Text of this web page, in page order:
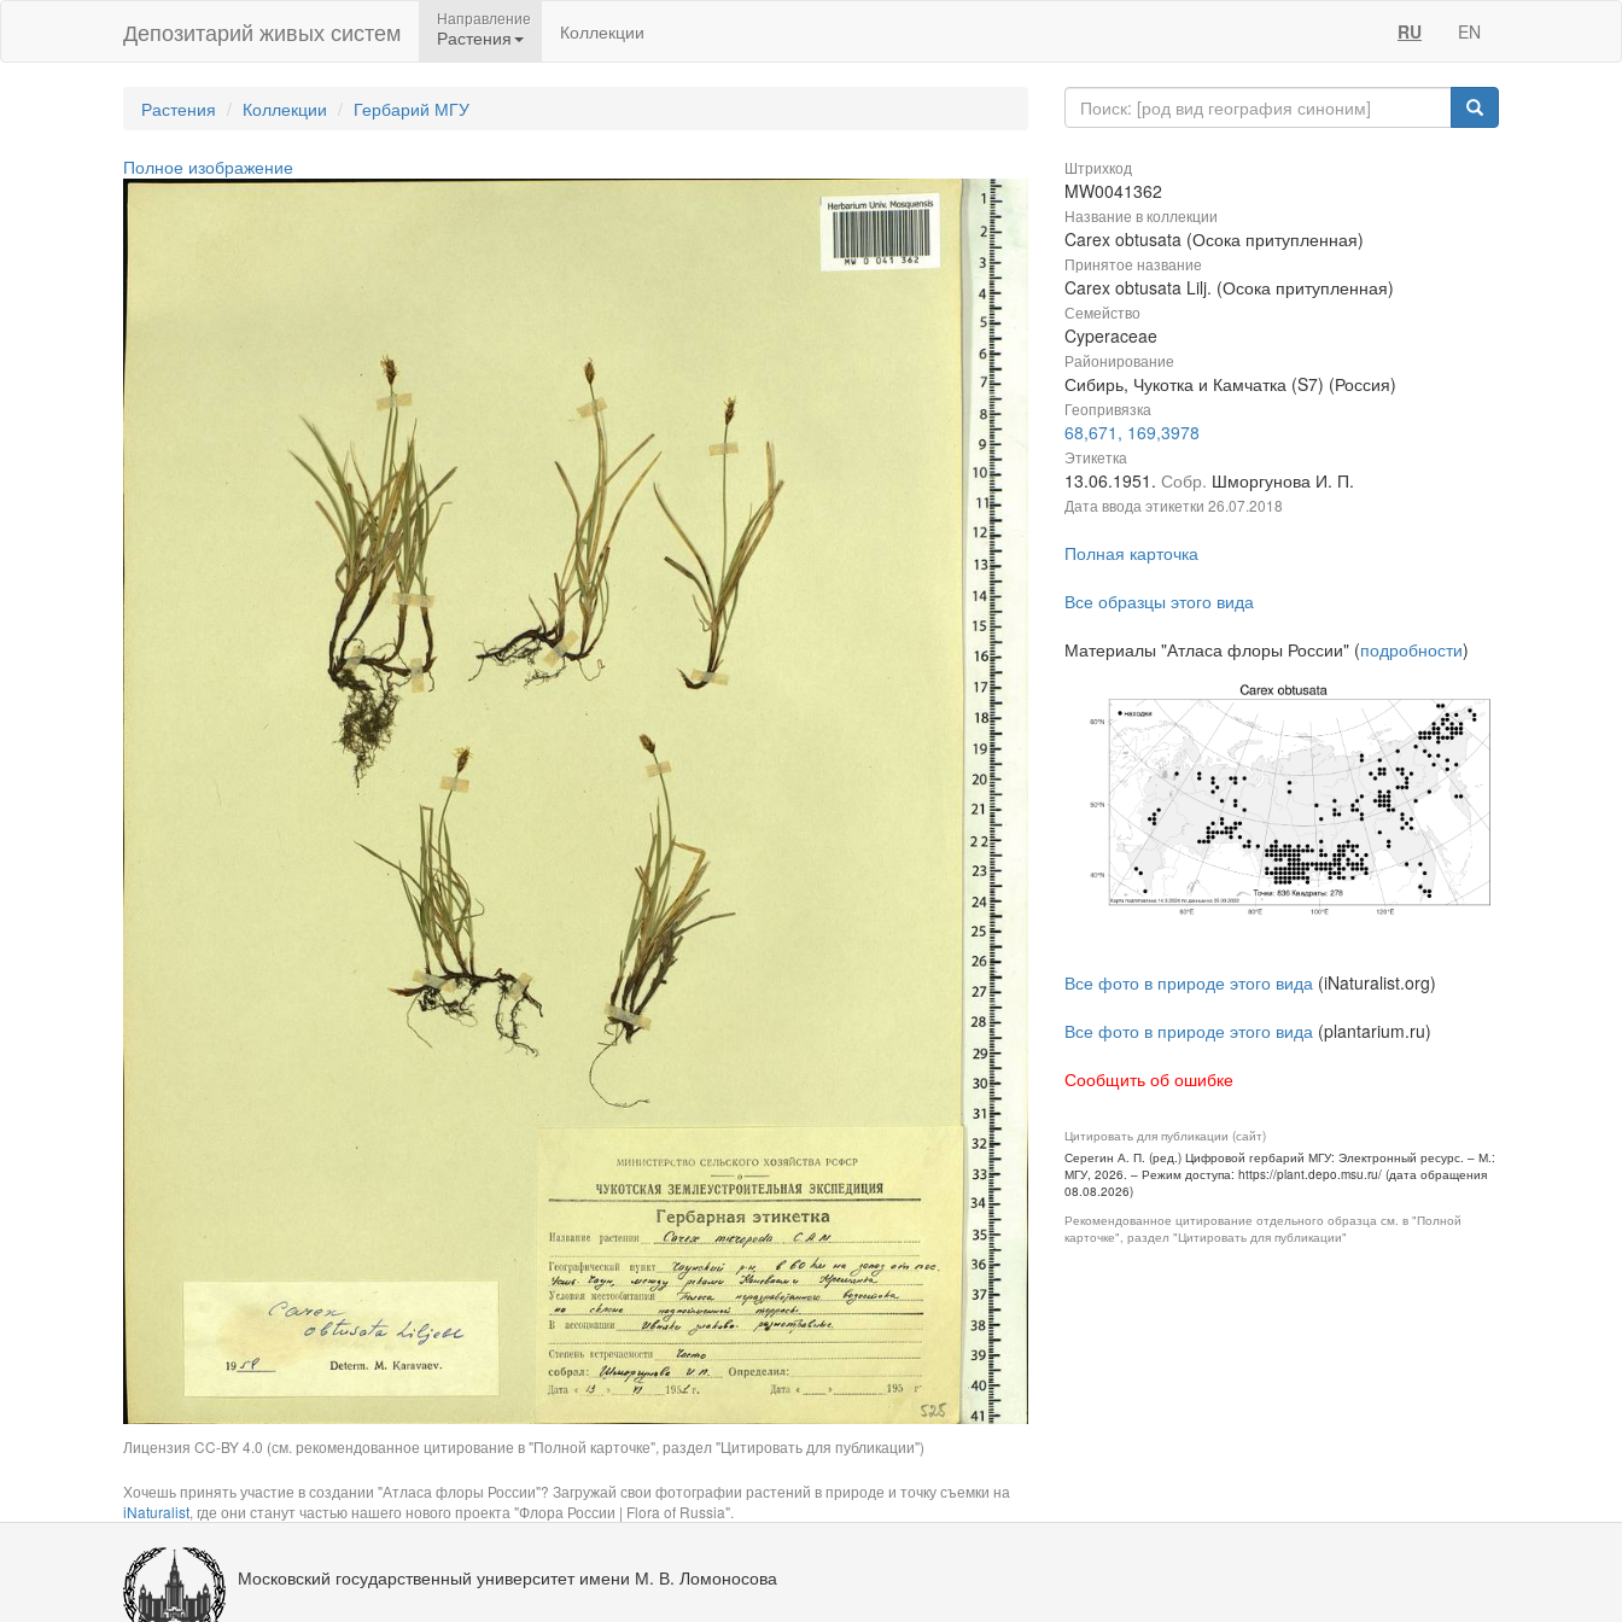
Депозитарий живых систем Направление
Растения Коллекции RU EN
Растения Коллекции Гербарий МГУ
Полное изображение
Лицензия CC-BY 4.0 (см. рекомендованное цитирование в "Полной карточке", раздел "Цитировать для публикации")
Хочешь принять участие в создании "Атласа флоры России"? Загружай свои фотографии растений в природе и точку съемки на
iNaturalist, где они станут частью нашего нового проекта "Флора России | Flora of Russia".
Штрихкод
MW0041362
Название в коллекции
Carex obtusata (Осока притупленная)
Принятое название
Carex obtusata Lilj. (Осока притупленная)
Семейство
Cyperaceae
Районирование
Сибирь, Чукотка и Камчатка (S7) (Россия)
Геопривязка
68,671, 169,3978
Этикетка
13.06.1951. Собр. Шморгунова И. П.
Дата ввода этикетки 26.07.2018
Полная карточка
Все образцы этого вида
Материалы "Атласа флоры России" (подробности)
Все фото в природе этого вида (iNaturalist.org)
Все фото в природе этого вида (plantarium.ru)
Сообщить об ошибке
Цитировать для публикации (сайт)
Серегин А. П. (ред.) Цифровой гербарий МГУ: Электронный ресурс. – М.:
МГУ, 2026. – Режим доступа: https://plant.depo.msu.ru/ (дата обращения
08.08.2026)
Рекомендованное цитирование отдельного образца см. в "Полной
карточке", раздел "Цитировать для публикации"
Московский государственный университет имени М. В. Ломоносова